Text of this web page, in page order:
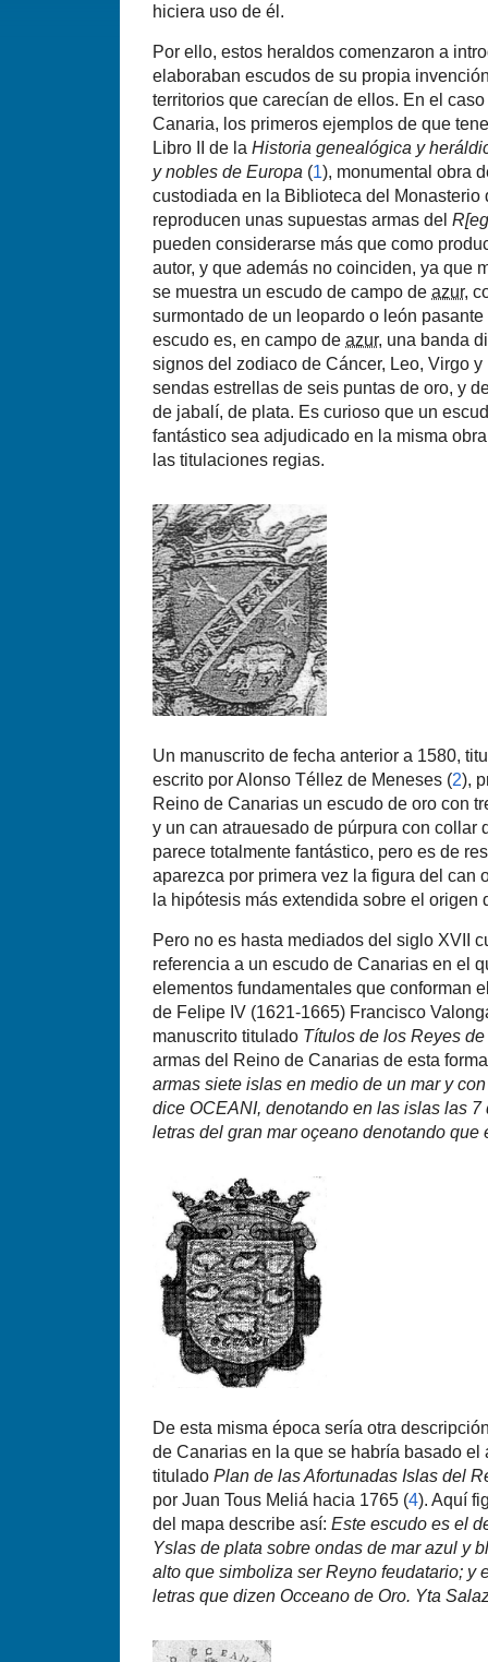
hiciera uso de él.
Por ello, estos heraldos comenzaron a
elaboraban escudos de su propia
territorios que carecí­an de ellos. En el
Canaria, los primeros ejemplos de que
Libro II de la Historia genealógica y
y nobles de Europa (1), monumental obra
custodiada en la Biblioteca del Monasterio
reproducen unas supuestas armas del
pueden considerarse más que como
autor, y que además no coinciden, ya que
se muestra un escudo de campo de azur,
surmontado de un leopardo o león
escudo es, en campo de azur, una banda
signos del zodiaco de Cáncer, Leo, Virgo
sendas estrellas de seis puntas de oro, y
de jabalí­, de plata. Es curioso que un
fantástico sea adjudicado en la misma
las titulaciones regias.
Un manuscrito de fecha anterior a 1580,
escrito por Alonso Téllez de Meneses (2),
Reino de Canarias un escudo de oro con
y un can atrauesado de púrpura con collar
parece totalmente fantástico, pero es de
aparezca por primera vez la figura del can
la hipótesis más extendida sobre el origen
Pero no es hasta mediados del siglo XVII
referencia a un escudo de Canarias en el
elementos fundamentales que conforman
de Felipe IV (1621-1665) Francisco
manuscrito titulado Tí­tulos de los Reyes
armas del Reino de Canarias de esta
armas siete islas en medio de un mar y
dice OCEANI, denotando en las islas las
letras del gran mar oçeano denotando que
De esta misma época serí­a otra
de Canarias en la que se habrí­a basado el
titulado Plan de las Afortunadas Islas del
por Juan Tous Meliá hacia 1765 (4). Aquí­
del mapa describe así­: Este escudo es el
Yslas de plata sobre ondas de mar azul y
alto que simboliza ser Reyno feudatario; y
letras que dizen Occeano de Oro. Yta